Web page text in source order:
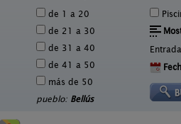
de 1 a 20
de 21 a 30
de 31 a 40
de 41 a 50
más de 50
pueblo: Bellús